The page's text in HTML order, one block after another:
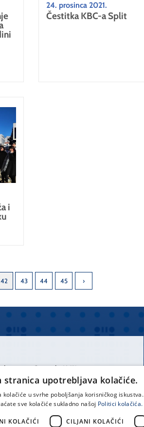
24. prosinca 2021.
Čestitka KBC-a Split
i
42 43 44 45
Centrala Križine
021 557 111
office@kbsplit.hr
stranica upotrebljava kolačiće.
u svrhe poboljšanja korisničkog
sve kolačiće sukladno našoj Politici kolačića.
KOLAČIĆI CILJANI KOLAČIĆI